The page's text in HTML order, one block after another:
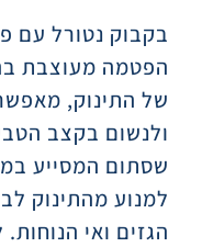
בקבוק נטורל עם
הפטמה מעוצבת
של התינוק,
ולנשום בקצב
שסתום המסייע
למנוע מהתינוק
הגזים ואי